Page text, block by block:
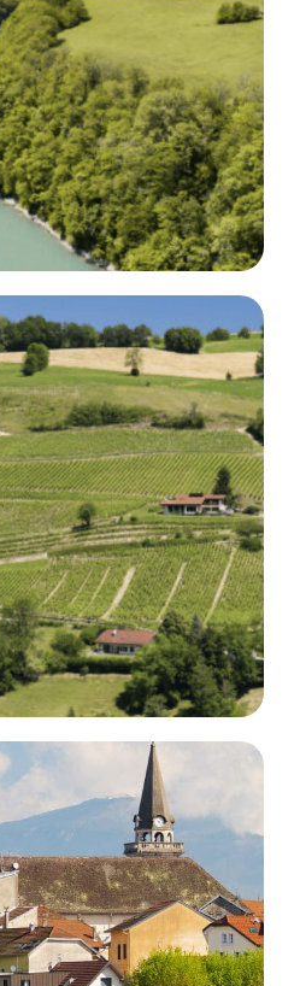
154
376
110